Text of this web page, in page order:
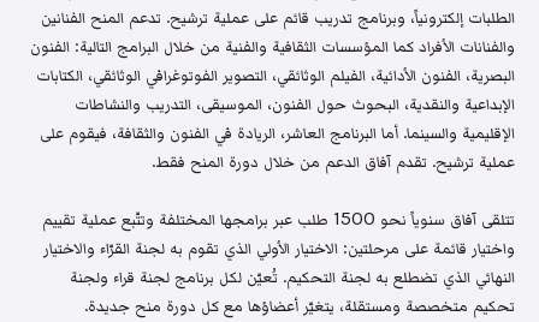
الطلبات إلكترونياً، وبرنامج تدريب قائم على عملية ترشيح. تدعم المنح الفنانين
والفنانات الأفراد كما المؤسسات الثقافية والفنية من خلال البرامج التالية: الفنون
البصرية، الفنون الأدائية، الفيلم الوثائقي، التصوير الفوتوغرافي الوثائقي، الكتابات
الإبداعية والنقدية، البحوث حول الفنون، الموسيقى، التدريب والنشاطات
الإقليمية والسينما. أما البرنامج العاشر، الريادة في الفنون والثقافة، فيقوم على
عملية ترشيح. تقدم آفاق الدعم من خلال دورة المنح فقط.
تتلقى آفاق سنوياً نحو 1500 طلب عبر برامجها المختلفة وتتّبع عملية تقييم
واختيار قائمة على مرحلتين: الاختيار الأولي الذي تقوم به لجنة القرّاء والاختيار
النهائي الذي تضطلع به لجنة التحكيم. تُعيّن لكل برنامج لجنة قراء ولجنة
تحكيم متخصصة ومستقلة، يتغيّر أعضاؤها مع كل دورة منح جديدة.